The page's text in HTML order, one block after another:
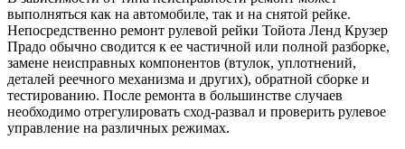
выполняться как на автомобиле, так и на снятой рейке.
Непосредственно ремонт рулевой рейки Тойота Ленд Крузер
Прадо обычно сводится к ее частичной или полной разборке,
замене неисправных компонентов (втулок, уплотнений,
деталей реечного механизма и других), обратной сборке и
тестированию. После ремонта в большинстве случаев
необходимо отрегулировать сход-развал и проверить рулевое
управление на различных режимах.